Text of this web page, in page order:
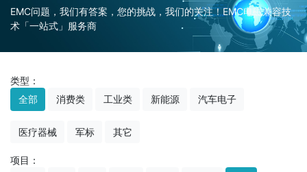
EMC问题，我们有答案，您的挑战，我们的关注！EMC电磁兼容技
术「一站式」服务商
类型：
全部
消费类 工业类 新能源 汽车电子
医疗器械 军标 其它
项目：